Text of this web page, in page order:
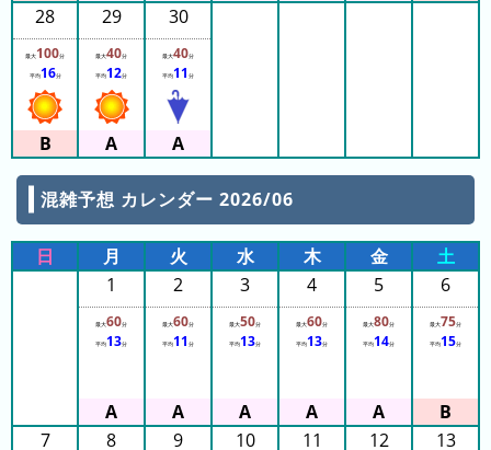
28
最大100分
平均16分
29
最大40分
平均12分
30
最大40分
平均11 分
混雑予想 カレンダー 2026/06
日 月 火 水 木 金
土
1
最大60分
平均13分
2
最大60分
平均11 分
3
最大50分
平均13分
4
最大60分
平均13分
5
最大80分
平均14分
6
最大75分
平均15分
7 8 9 10 11 12 13